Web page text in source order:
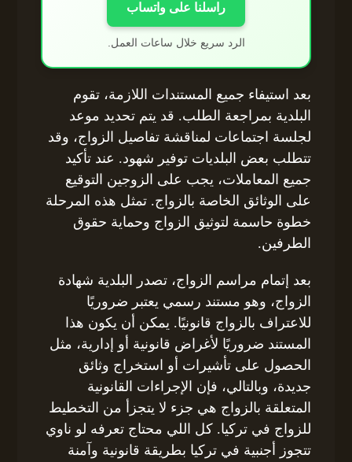
راسلنا على واتساب
الرد سريع خلال ساعات العمل.
بعد استيفاء جميع المستندات اللازمة، تقوم
البلدية بمراجعة الطلب. قد يتم تحديد موعد
لجلسة اجتماعات لمناقشة تفاصيل الزواج، وقد
تتطلب بعض البلديات توفير شهود. عند تأكيد
جميع المعاملات، يجب على الزوجين التوقيع
على الوثائق الخاصة بالزواج. تمثل هذه المرحلة
خطوة حاسمة لتوثيق الزواج وحماية حقوق
الطرفين.
بعد إتمام مراسم الزواج، تصدر البلدية شهادة
الزواج، وهو مستند رسمي يعتبر ضروريًا
للاعتراف بالزواج قانونيًا. يمكن أن يكون هذا
المستند ضروريًا لأغراض قانونية أو إدارية، مثل
الحصول على تأشيرات أو استخراج وثائق
جديدة، وبالتالي، فإن الإجراءات القانونية
المتعلقة بالزواج هي جزء لا يتجزأ من التخطيط
للزواج في تركيا. كل اللي محتاج تعرفه لو ناوي
تتجوز أجنبية في تركيا بطريقة قانونية وآمنة